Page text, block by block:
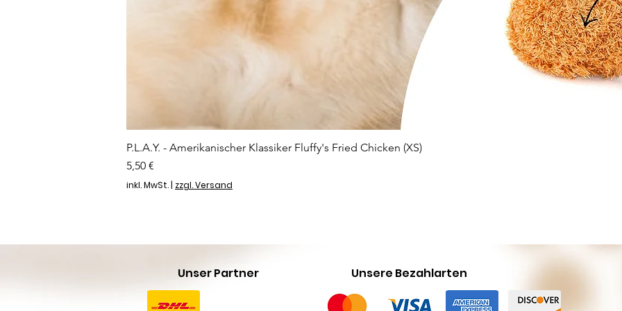
P.L.A.Y. - Amerikanischer Klassiker Fluffy's Fried Chicken (XS)
Preis
5,50 €
inkl. MwSt. | zzgl. Versand
Unser Partner Unsere Bezahlarten